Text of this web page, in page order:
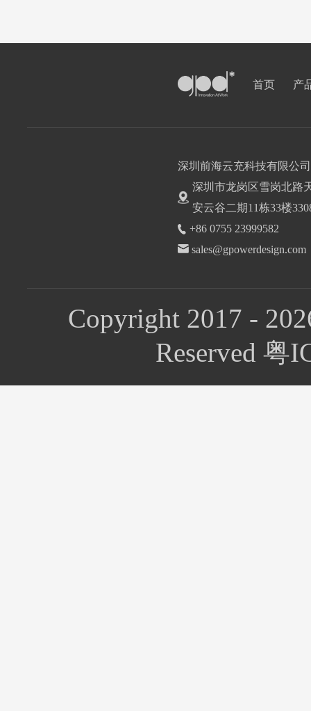
首页 产
深圳前海云充科技有限公司
深圳市龙岗区雪岗北路
安云谷二期11栋33楼
+86 0755 23999582
sales@gpowerdesign.com
Copyright 2017 -
Reserved 粤